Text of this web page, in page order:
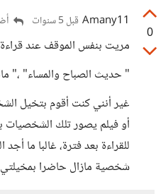
0
Amany11 قبل 5 سنوات
مريت بنفس الموقف عند قراءة
" حديث الصباح والمساء" ،"
غير أنني كنت أقوم بتخيل
أو فيلم يصور تلك الشخصيات
للقراءة بعد فترة، غالبا ما
شخصية مازال حاضرا